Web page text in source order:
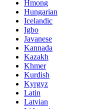
Hmong
Hungarian
Icelandic
Igbo
Javanese
Kannada
Kazakh
Khmer
Kurdish
Kyrgyz
Latin
Latvian